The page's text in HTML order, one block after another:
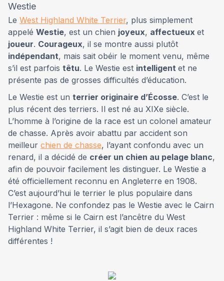
Westie
Le West Highland White Terrier, plus simplement
appelé Westie, est un chien joyeux, affectueux et
joueur. Courageux, il se montre aussi plutôt
indépendant, mais sait obéir le moment venu, même
s’il est parfois têtu. Le Westie est intelligent et ne
présente pas de grosses difficultés d’éducation.
Le Westie est un terrier originaire d’Écosse. C’est le
plus récent des terriers. Il est né au XIXe siècle.
L’homme à l’origine de la race est un colonel amateur
de chasse. Après avoir abattu par accident son
meilleur chien de chasse, l’ayant confondu avec un
renard, il a décidé de créer un chien au pelage blanc,
afin de pouvoir facilement les distinguer. Le Westie a
été officiellement reconnu en Angleterre en 1908.
C’est aujourd’hui le terrier le plus populaire dans
l’Hexagone. Ne confondez pas le Westie avec le Cairn
Terrier : même si le Cairn est l’ancêtre du West
Highland White Terrier, il s’agit bien de deux races
différentes !